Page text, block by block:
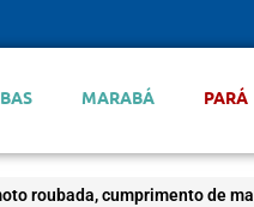
MARABÁ PARÁ
roubada, cumprimento de